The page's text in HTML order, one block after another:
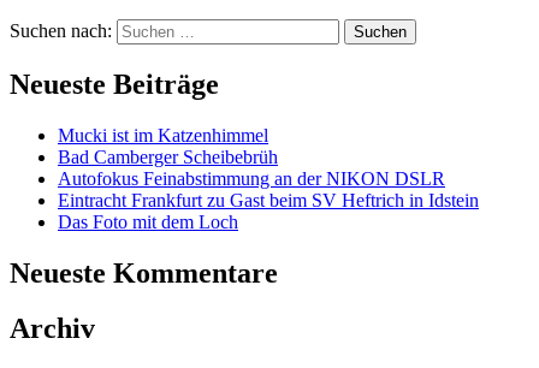
Suchen nach:
Neueste Beiträge
Mucki ist im Katzenhimmel
Bad Camberger Scheibebrüh
Autofokus Feinabstimmung an der NIKON DSLR
Eintracht Frankfurt zu Gast beim SV Heftrich in Idstein
Das Foto mit dem Loch
Neueste Kommentare
Archiv